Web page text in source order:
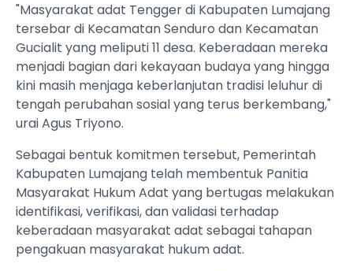
"Masyarakat adat Tengger di Kabupaten Lumajang
tersebar di Kecamatan Senduro dan Kecamatan
Gucialit yang meliputi 11 desa. Keberadaan mereka
menjadi bagian dari kekayaan budaya yang hingga
kini masih menjaga keberlanjutan tradisi leluhur di
tengah perubahan sosial yang terus berkembang,"
urai Agus Triyono.
Sebagai bentuk komitmen tersebut, Pemerintah
Kabupaten Lumajang telah membentuk Panitia
Masyarakat Hukum Adat yang bertugas melakukan
identifikasi, verifikasi, dan validasi terhadap
keberadaan masyarakat adat sebagai tahapan
pengakuan masyarakat hukum adat.